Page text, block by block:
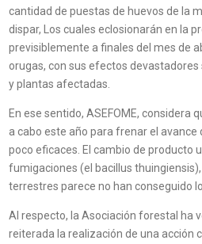
cantidad de puestas de huevos de la
dispar, Los cuales eclosionarán en la
previsiblemente a finales del mes de
orugas, con sus efectos devastadores
y plantas afectadas.
En ese sentido, ASEFOME, considera
a cabo este año para frenar el avance
poco eficaces. El cambio de producto
fumigaciones (el bacillus
terrestres parece no han conseguido
Al respecto, la Asociación forestal ha
reiterada la realización de una acción